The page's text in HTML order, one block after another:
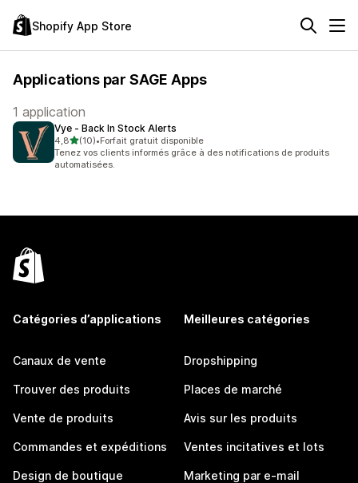
Shopify App Store
Applications par SAGE Apps
1 application
Vye ‑ Back In Stock Alerts
4,8étoile(s) sur 5
(10)
10 avis au total
•Forfait gratuit disponible
Tenez vos clients informés grâce à des notifications de produits
automatisées.
Catégories d’applications
Canaux de vente
Trouver des produits
Vente de produits
Commandes et expéditions
Design de boutique
Meilleures catégories
Dropshipping
Places de marché
Avis sur les produits
Ventes incitatives et lots
Marketing par e-mail